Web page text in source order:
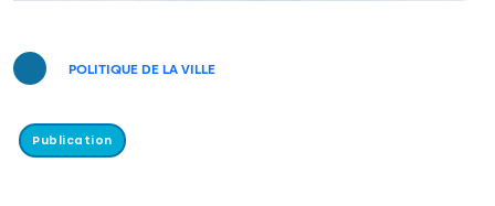
POLITIQUE DE LA VILLE
Publication